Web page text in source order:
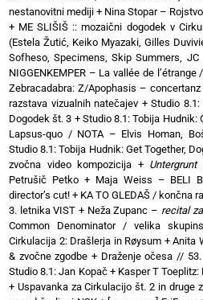
nestanovitni mediji + Nina Stopar –
+ ME SLIŠIŠ :: mozaični dogodek v
(Estela Žutić, Keiko Myazaki, Gilles
Sofheso, Specimens, Skip Summers, JC
NIGGENKEMPER – La vallée de
Zebracadabra: Z/Apophasis – concertanz
razstava vizualnih natečajev +Studio 8.1:
Dogodek št. 3 + Studio 8.1: Tobija Hudnik:
Lapsus-quo / NOTA – Elvis Homan,
Studio 8.1: Tobija Hudnik: Get Together,
zvočna video kompozicija +
Petrušič Petko+ Maja Weiss – BELI
director’s cut! + KA TO GLEDAŠ / končna
3. letnika VIST + Neža Zupanc – recital
Common Denominator / velika
Cirkulacija 2: Drašlerja in Røysum + Anita
& zvočne zgodbe + Draženje očesa //
Studio 8.1: Jan Kopač+ Kasper T
+ Uspavanka za Cirkulacijo št. 2 in druge